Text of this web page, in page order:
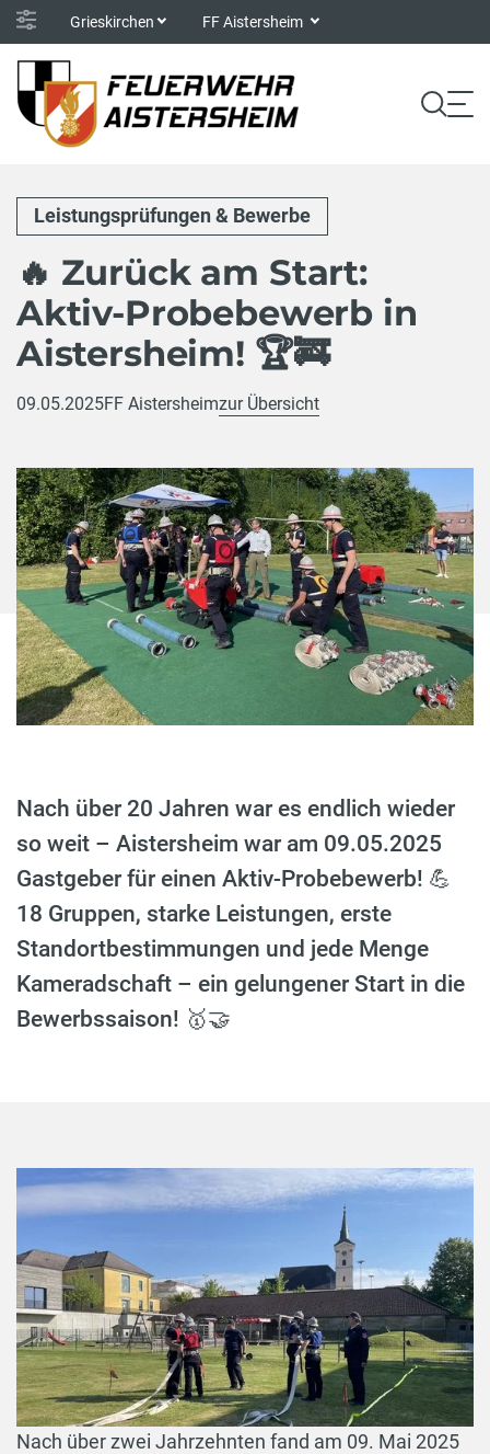
Grieskirchen FF Aistersheim
Leistungsprüfungen & Bewerbe
🔥 Zurück am Start:
Aktiv-Probebewerb in
Aistersheim! 🏆🚒
09.05.2025FF Aistersheimzur Übersicht
Nach über 20 Jahren war es endlich wieder
so weit – Aistersheim war am 09.05.2025
Gastgeber für einen Aktiv-Probebewerb! 💪
18 Gruppen, starke Leistungen, erste
Standortbestimmungen und jede Menge
Kameradschaft – ein gelungener Start in die
Bewerbssaison! 🥇🤝
Nach über zwei Jahrzehnten fand am 09. Mai 2025